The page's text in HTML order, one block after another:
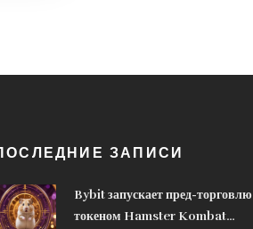
ЗАПИСИ
Bybit запускает пред-торговлю
токеном Hamster Kombat